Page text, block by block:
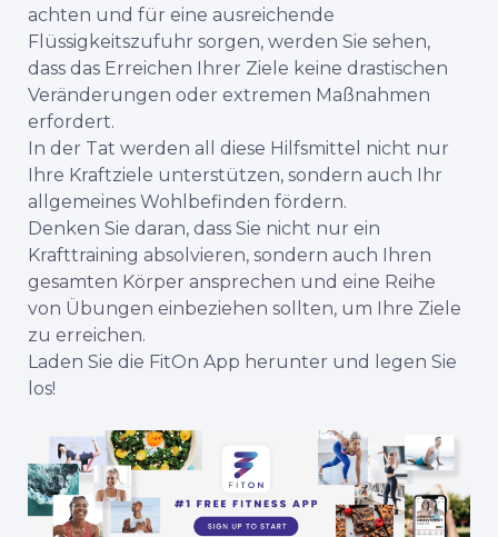
achten und für eine ausreichende
Flüssigkeitszufuhr sorgen, werden Sie sehen,
dass das Erreichen Ihrer Ziele keine drastischen
Veränderungen oder extremen Maßnahmen
erfordert.
In der Tat werden all diese Hilfsmittel nicht nur
Ihre Kraftziele unterstützen, sondern auch Ihr
allgemeines Wohlbefinden fördern.
Denken Sie daran, dass Sie nicht nur ein
Krafttraining absolvieren, sondern auch Ihren
gesamten Körper ansprechen und eine Reihe
von Übungen einbeziehen sollten, um Ihre Ziele
zu erreichen.
Laden Sie die FitOn App herunter und legen Sie
los!